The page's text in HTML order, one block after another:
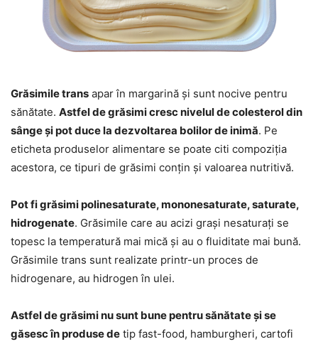
Grăsimile trans apar în margarină și sunt nocive pentru
sănătate. Astfel de grăsimi cresc nivelul de colesterol din
sânge și pot duce la dezvoltarea bolilor de inimă. Pe
eticheta produselor alimentare se poate citi compoziția
acestora, ce tipuri de grăsimi conțin și valoarea nutritivă.
Pot fi grăsimi polinesaturate, mononesaturate, saturate,
hidrogenate. Grăsimile care au acizi grași nesaturați se
topesc la temperatură mai mică și au o fluiditate mai bună.
Grăsimile trans sunt realizate printr-un proces de
hidrogenare, au hidrogen în ulei.
Astfel de grăsimi nu sunt bune pentru sănătate și se
găsesc în produse de tip fast-food, hamburgheri, cartofi